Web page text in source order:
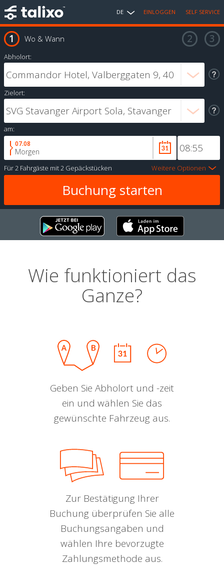
DE EINLOGGEN SELF SERVICE
Wo & Wann
Abholort:
Zielort:
am:
07.08
Morgen
Für2 Fahrgäste mit2 Gepäckstücken Weitere Optionen
Wie funktioniert das
Ganze?
Geben Sie Abholort und -zeit
ein und wählen Sie das
gewünschte Fahrzeug aus.
Zur Bestätigung Ihrer
Buchung überprüfen Sie alle
Buchungsangaben und
wählen Ihre bevorzugte
Zahlungsmethode aus.